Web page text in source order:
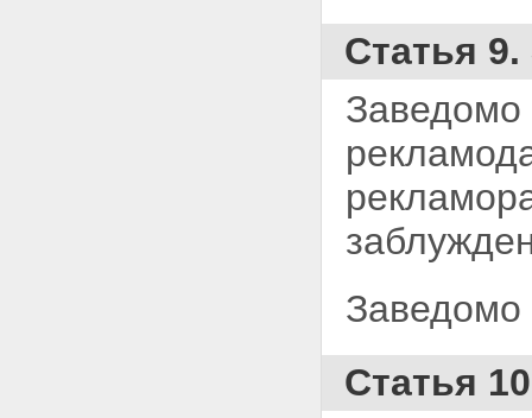
Статья
Заведомо
Заведомо
Статья